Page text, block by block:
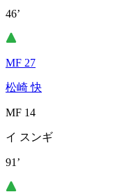
46’
MF 27
松崎 快
MF 14
イ スンギ
91’